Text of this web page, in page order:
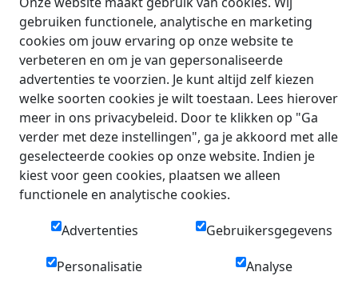
gebruiken functionele, analytische en marketing
cookies om jouw ervaring op onze website te
verbeteren en om je van gepersonaliseerde
advertenties te voorzien. Je kunt altijd zelf kiezen
welke soorten cookies je wilt toestaan. Lees hierover
meer in ons privacybeleid. Door te klikken op "Ga
verder met deze instellingen", ga je akkoord met alle
geselecteerde cookies op onze website. Indien je
kiest voor geen cookies, plaatsen we alleen
functionele en analytische cookies.
Advertenties Gebruikersgegevens
Personalisatie Analyse